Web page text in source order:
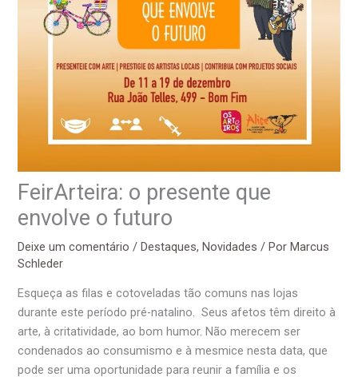
FeirArteira: o presente que
envolve o futuro
Deixe um comentário /Destaques,Novidades / PorMarcus
Schleder
Esqueça as filas e cotoveladas tão comuns nas lojas
durante este período pré-natalino. Seus afetos têm direito à
arte, à critatividade, ao bom humor. Não merecem ser
condenados ao consumismo e à mesmice nesta data, que
pode ser uma oportunidade para reunir a família e os